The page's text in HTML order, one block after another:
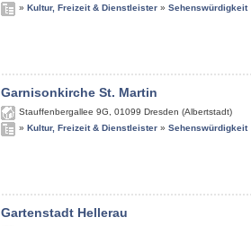
» Kultur, Freizeit & Dienstleister » Sehenswürdigkeit
Garnisonkirche St. Martin
Stauffenbergallee 9G 01099 Dresden (Albertstadt)
» Kultur, Freizeit & Dienstleister » Sehenswürdigkeit
Gartenstadt Hellerau